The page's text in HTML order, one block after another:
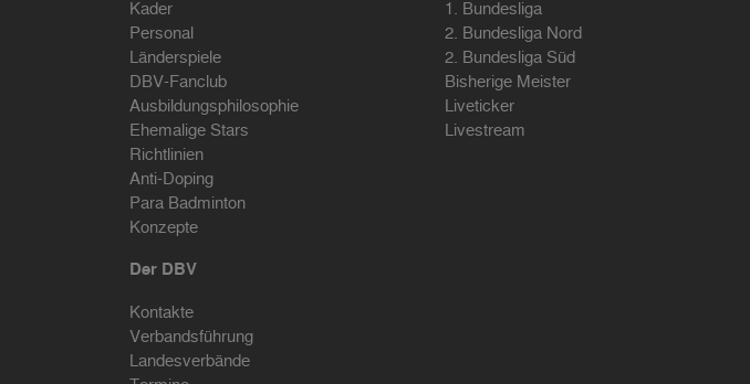
Kader
Personal
Länderspiele
DBV-Fanclub
Ausbildungsphilosophie
Ehemalige Stars
Richtlinien
Anti-Doping
Para Badminton
Konzepte
1. Bundesliga
2. Bundesliga Nord
2. Bundesliga Süd
Bisherige Meister
Liveticker
Livestream
Der DBV
Kontakte
Verbandsführung
Landesverbände